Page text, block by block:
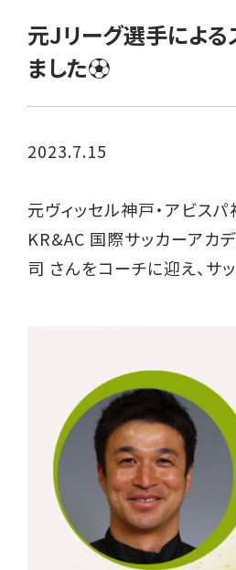
元Jリーグ選手によ
ました⚽
2023.7.15
元ヴィッセル神戸・アビス
KR&AC 国際サッカーアカ
司 さんをコーチに迎え、サ